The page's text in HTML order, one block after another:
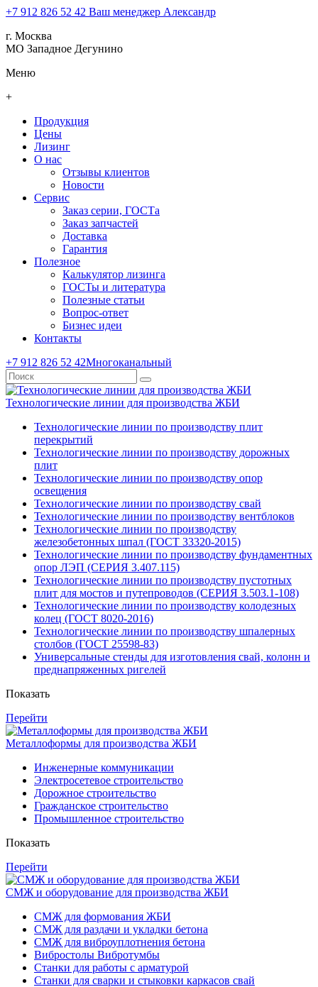
+7 912 826 52 42 Ваш менеджер Александр
г. Москва
МО Западное Дегунино
Меню
+
Продукция
Цены
Лизинг
О нас
Отзывы клиентов
Новости
Сервис
Заказ серии, ГОСТа
Заказ запчастей
Доставка
Гарантия
Полезное
Калькулятор лизинга
ГОСТы и литература
Полезные статьи
Вопрос-ответ
Бизнес идеи
Контакты
+7 912 826 52 42Многоканальный
Технологические линии для производства ЖБИ
Технологические линии по производству плит
перекрытий
Технологические линии по производству дорожных
плит
Технологические линии по производству опор
освещения
Технологические линии по производству свай
Технологические линии по производству вентблоков
Технологические линии по производству
железобетонных шпал (ГОСТ 33320-2015)
Технологические линии по производству фундаментных
опор ЛЭП (СЕРИЯ 3.407.115)
Технологические линии по производству пустотных
плит для мостов и путепроводов (СЕРИЯ 3.503.1-108)
Технологические линии по производству колодезных
колец (ГОСТ 8020-2016)
Технологические линии по производству шпалерных
столбов (ГОСТ 25598-83)
Универсальные стенды для изготовления свай, колонн и
преднапряженных ригелей
Показать
Перейти
Металлоформы для производства ЖБИ
Инженерные коммуникации
Электросетевое строительство
Дорожное строительство
Гражданское строительство
Промышленное строительство
Показать
Перейти
СМЖ и оборудование для производства ЖБИ
СМЖ для формования ЖБИ
СМЖ для раздачи и укладки бетона
СМЖ для виброуплотнения бетона
Вибростолы Вибротумбы
Станки для работы с арматурой
Станки для сварки и стыковки каркасов свай